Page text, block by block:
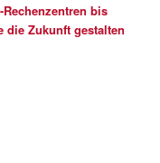
bis
Zukunft gestalten